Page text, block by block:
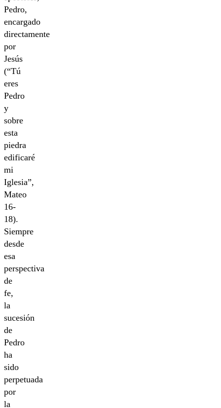
Pedro,
encargado
directamente
por
Jesús
(“Tú
eres
Pedro
y
sobre
esta
piedra
edificaré
mi
Iglesia”,
Mateo
16-
18).
Siempre
desde
esa
perspectiva
de
fe,
la
sucesión
de
Pedro
ha
sido
perpetuada
por
la